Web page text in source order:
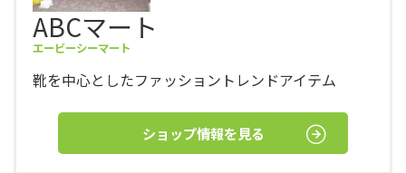
ABCマート
エービーシーマート
靴を中心としたファッショントレンドアイテム
ショップ情報を見る